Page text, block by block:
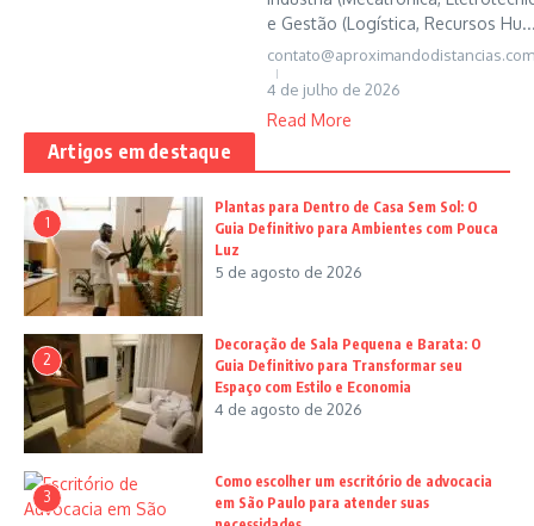
e Gestão (Logística, Recursos
4 de julho de 2026
Read More
Artigos em destaque
1
Plantas para Dentro de Casa Sem Sol: O
Guia Definitivo para Ambientes com Pouca
Luz
5 de agosto de 2026
2
Decoração de Sala Pequena e Barata: O
Guia Definitivo para Transformar seu
Espaço com Estilo e Economia
4 de agosto de 2026
3
Como escolher um escritório de advocacia
em São Paulo para atender suas